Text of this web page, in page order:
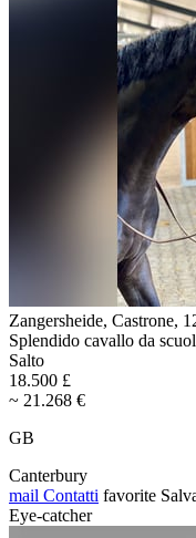
Zangersheide, Castrone,
Splendido cavallo da
Salto
18.500 £
~ 21.268 €
GB
Canterbury
mail Contatti favorite
Eye-catcher